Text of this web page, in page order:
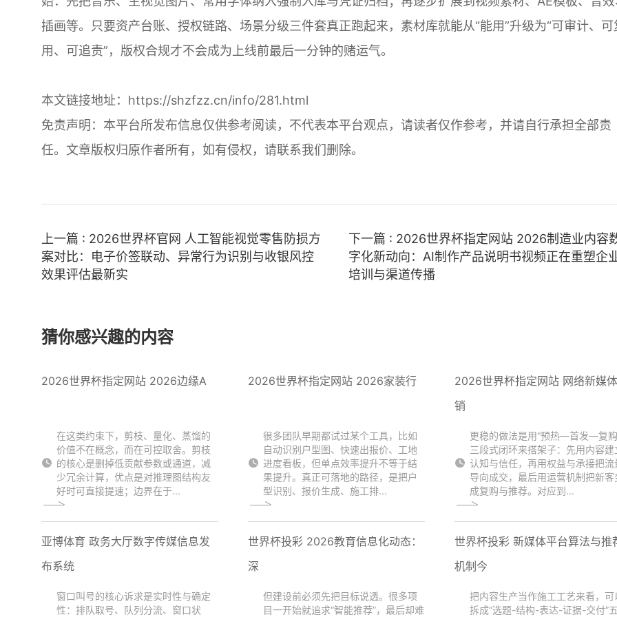
插画等。只要资产台账、授权链路、场景分级三件套真正跑起来，素材库就能从“能用”升级为“可审计、可
用、可追责”，版权合规才不会成为上线前最后一分钟的赌运气。
本文链接地址： https://shzfzz.cn/info/281.html
免责声明：本平台所发布信息仅供参考阅读，不代表本平台观点，请读者仅作参考，并请自行承担全部责
任。文章版权归原作者所有，如有侵权，请联系我们删除。
上一篇 : 2026世界杯官网 人工智能视觉零售防损方
案对比：电子价签联动、异常行为识别与收银风控
效果评估最新实
下一篇 : 2026世界杯指定网站 2026制造业内容
字化新动向：AI制作产品说明书视频正在重塑企
培训与渠道传播
猜你感兴趣的内容
2026世界杯指定网站 2026边缘A
在这类约束下，剪枝、量化、蒸馏的
价值不在概念，而在可控取舍。剪枝
的核心是删掉低贡献参数或通道，减
少冗余计算，优点是对推理图结构友
好时可直接提速；边界在于...
2026世界杯指定网站 2026家装行
很多团队早期都试过某个工具，比如
自动识别户型图、快速出报价、工地
进度看板，但单点效率提升不等于结
果提升。真正可落地的路径，是把户
型识别、报价生成、施工排...
2026世界杯指定网站 网络新媒
销
更稳的做法是用“预热—首发—复购
三段式闭环来搭架子：先用内容建
认知与信任，再用权益与承接把流
导向成交，最后用运营机制把新客
成复购与推荐。对应到...
亚博体育 政务大厅数字传媒信息发
布系统
窗口叫号的核心诉求是实时性与确定
性：排队取号、队列分流、窗口状
世界杯投彩 2026教育信息化动态：
深
但建设前必须先把目标说透。很多项
目一开始就追求“智能推荐”，最后却难
世界杯投彩 新媒体平台算法与推
机制今
把内容生产当作施工工艺来看，可
拆成“选题-结构-表达-证据-交付”